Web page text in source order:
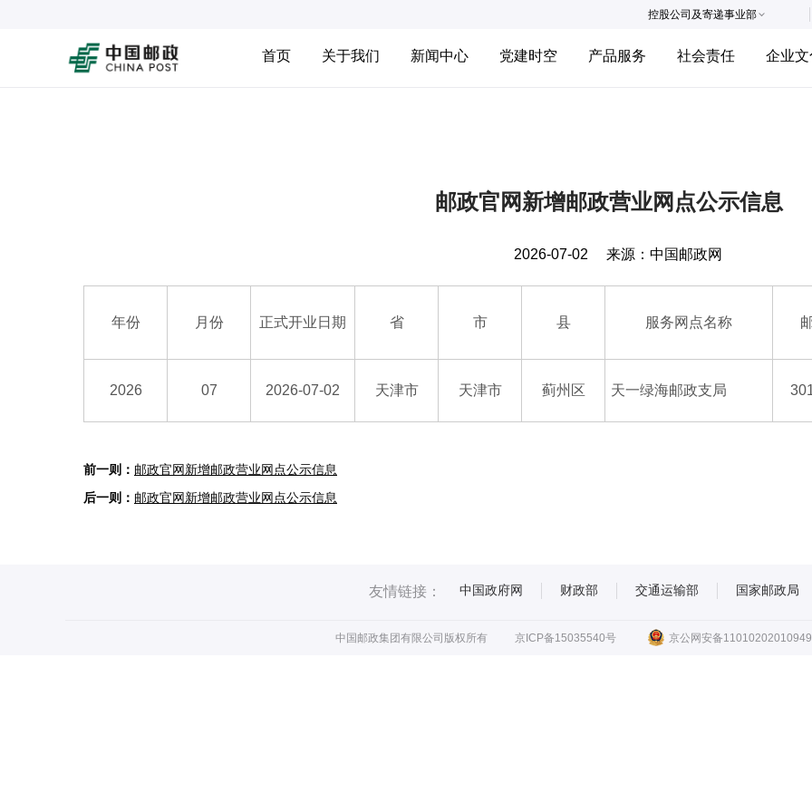
控股公司及寄递事业部
首页 关于我们 新闻中心 党建时空 产品服务 社会责任 企业文
邮政官网新增邮政营业网点公示信息
2026-07-02 来源： 中国邮政网
年份 月份 正式开业日期 省 市 县 服务网点名称
2026 07 2026-07-02 天津市 天津市 蓟州区 天一绿海邮政支局
邮政官网新增邮政营业网点公示信息
邮政官网新增邮政营业网点公示信息
友情链接： 中国政府网 财政部 交通运输部 国家邮政局
中国邮政集团有限公司版权所有 京ICP备15035540号 京公网安备11010202010949